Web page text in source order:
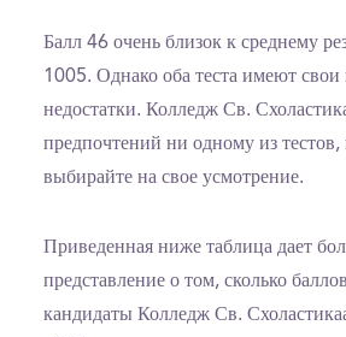
Балл 46 очень близок к среднему
1005. Однако оба теста имеют
недостатки. Колледж Св.
предпочтений ни одному из тестов,
выбирайте на свое усмотрение.
Приведенная ниже таблица дает
представление о том, сколько
кандидаты Колледж Св.